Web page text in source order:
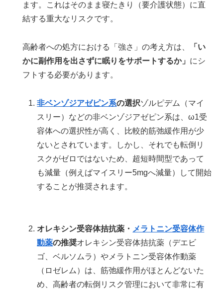
ます。これはそのまま寝たきり（要介護状態）に直
結する重大なリスクです。
高齢者への処方における「強さ」の考え方は、
「い
かに副作用を出さずに眠りをサポートするか」 にシ
フトする必要があります。
非ベンゾジアゼピン系の選択ゾルピデム（マイ
スリー）などの非ベンゾジアゼピン系は、ω1受
容体への選択性が高く、比較的筋弛緩作用が少
ないとされています。しかし、それでも転倒リ
スクがゼロではないため、超短時間型であって
も減量（例えばマイスリー5mgへ減量）して開始
することが推奨されます。
オレキシン受容体拮抗薬・ メラトニン受容体作
動薬の推奨オレキシン受容体拮抗薬（デエビ
ゴ、ベルソムラ）やメラトニン受容体作動薬
（ロゼレム）は、筋弛緩作用がほとんどないた
め、高齢者の転倒リスク管理において非常に有